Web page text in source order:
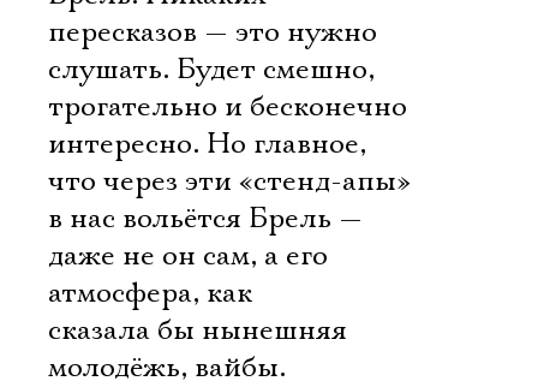
пересказов — это нужно
слушать. Будет смешно,
трогательно и бесконечно
интересно. Но главное,
что через эти «стенд-апы»
в нас вольётся Брель —
даже не он сам, а его
атмосфера, как
сказала бы нынешняя
молодёжь, вайбы.